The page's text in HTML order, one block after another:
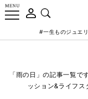
#一生ものジュエ
「雨の日」の記事一覧で
ッション&ライフス